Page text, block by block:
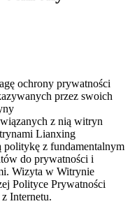
ochrony prywatności
przez swoich
z nią witryn
Lianxing
z fundamentalnym
do prywatności i
Wizyta w Witrynie
Polityce Prywatności
Internetu.